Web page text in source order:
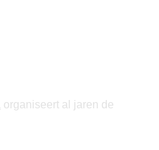
organiseert al jaren de